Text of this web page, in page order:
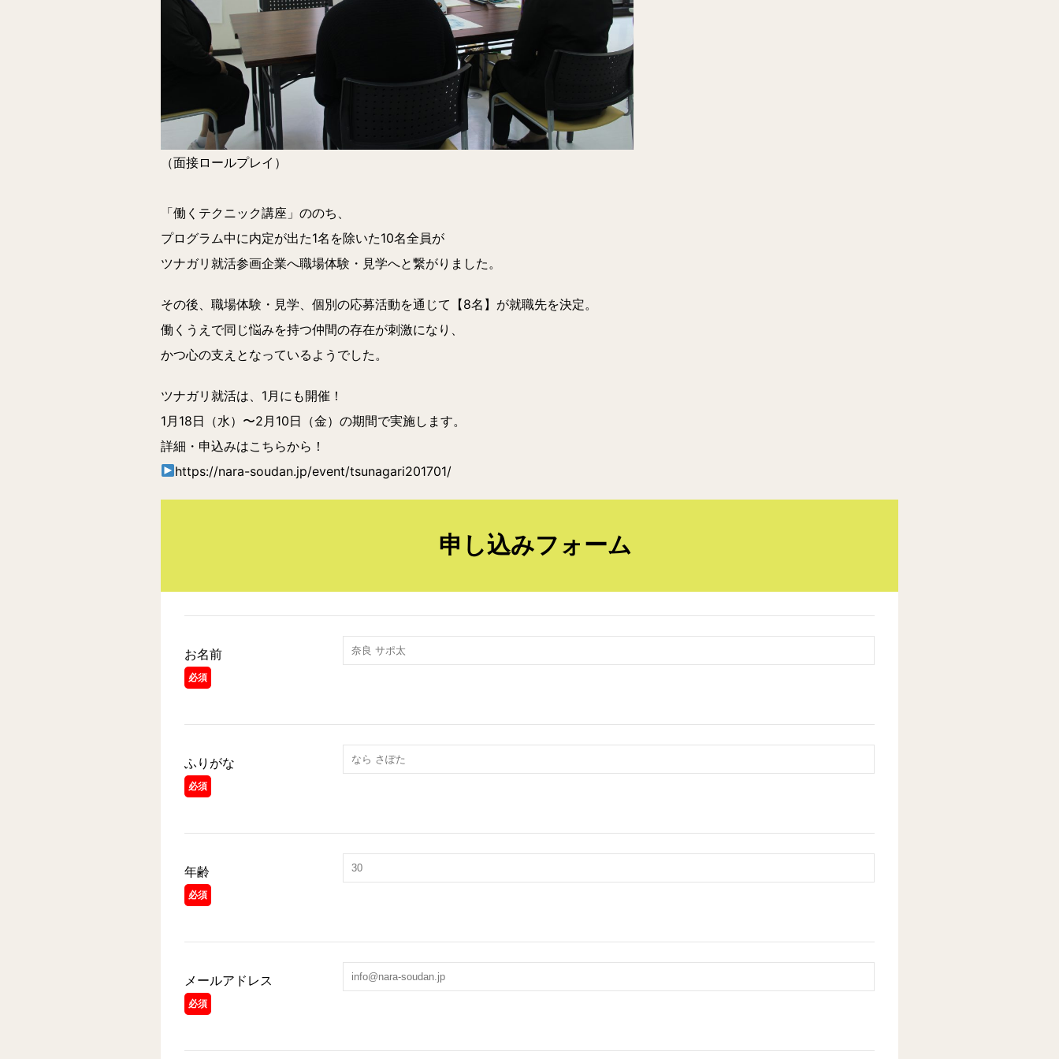
（面接ロールプレイ）
「働くテクニック講座」ののち、
プログラム中に内定が出た1名を除いた10名全員が
ツナガリ就活参画企業へ職場体験・見学へと繋がりました。
その後、職場体験・見学、個別の応募活動を通じて【8名】が就職先を決定。
働くうえで同じ悩みを持つ仲間の存在が刺激になり、
かつ心の支えとなっているようでした。
ツナガリ就活は、1月にも開催！
1月18日（水）〜2月10日（金）の期間で実施します。
詳細・申込みはこちらから！
https://nara-soudan.jp/event/tsunagari201701/
申し込みフォーム
お名前
必須
ふりがな
必須
年齢
必須
メールアドレス
必須